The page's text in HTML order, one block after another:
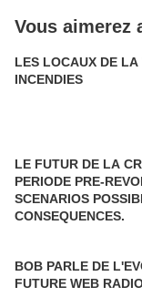
Vous aimerez
LES LOCAUX DE
INCENDIES
LE FUTUR DE LA
PERIODE PRE-
SCENARIOS
CONSEQUENCES.
BOB PARLE DE
FUTURE WEB